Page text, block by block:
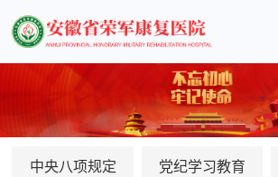
中央八项规定 党纪学习教育